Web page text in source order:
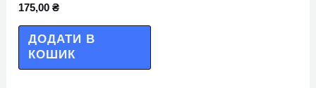
175,00₴
ДОДАТИ В
КОШИК